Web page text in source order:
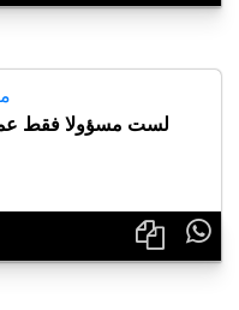
لست مسؤولا فقط
